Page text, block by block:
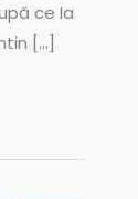
ce la
[…]